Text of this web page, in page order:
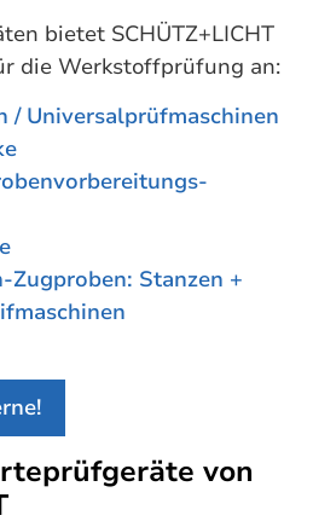
bietet SCHÜTZ+LICHT
die Werkstoffprüfung an:
/ Universalprüfmaschinen
Stanzen +
von